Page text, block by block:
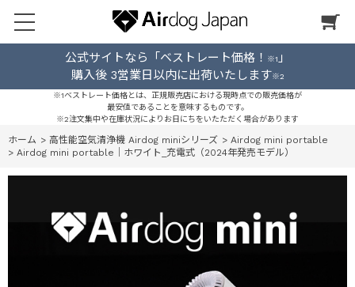
公式サイトなら「ベストレート価格！ ※1 」
購入後 3営業日以内に出荷いたします※2
※1ベストレート価格とは、正規販売店における現時点での販売価格が
最安値であることを意味するものです。
※2注文集中や在庫状況によりお日にちをいたただく場合があります
ホーム > 高性能空気清浄機 Airdog miniシリーズ > Airdog mini portable
> Airdog mini portable｜ホワイト_充電式（2024年発売モデル）